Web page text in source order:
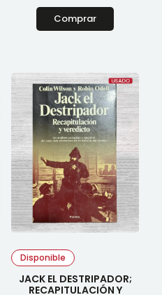
Comprar
Disponible
JACK EL DESTRIPADOR;
RECAPITULACIÓN Y